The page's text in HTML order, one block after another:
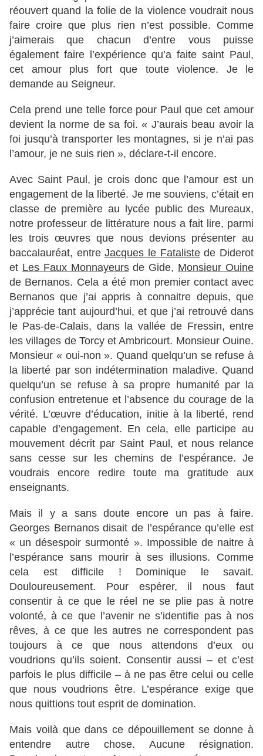
réouvert quand la folie de la violence voudrait nous
faire croire que plus rien n’est possible. Comme
j’aimerais que chacun d’entre vous puisse
également faire l’expérience qu’a faite saint Paul,
cet amour plus fort que toute violence. Je le
demande au Seigneur.
Cela prend une telle force pour Paul que cet amour
devient la norme de sa foi. « J’aurais beau avoir la
foi jusqu’à transporter les montagnes, si je n’ai pas
l’amour, je ne suis rien », déclare-t-il encore.
Avec Saint Paul, je crois donc que l’amour est un
engagement de la liberté. Je me souviens, c’était en
classe de première au lycée public des Mureaux,
notre professeur de littérature nous a fait lire, parmi
les trois œuvres que nous devions présenter au
baccalauréat, entreJacques le Fatalistede Diderot
et Les Faux Monnayeursde Gide, Monsieur Ouine
de Bernanos. Cela a été mon premier contact avec
Bernanos que j’ai appris à connaitre depuis, que
j’apprécie tant aujourd’hui, et que j’ai retrouvé dans
le Pas-de-Calais, dans la vallée de Fressin, entre
les villages de Torcy et Ambricourt. Monsieur Ouine.
Monsieur « oui-non ». Quand quelqu’un se refuse à
la liberté par son indétermination maladive. Quand
quelqu’un se refuse à sa propre humanité par la
confusion entretenue et l’absence du courage de la
vérité. L’œuvre d’éducation, initie à la liberté, rend
capable d’engagement. En cela, elle participe au
mouvement décrit par Saint Paul, et nous relance
sans cesse sur les chemins de l’espérance. Je
voudrais encore redire toute ma gratitude aux
enseignants.
Mais il y a sans doute encore un pas à faire.
Georges Bernanos disait de l’espérance qu’elle est
« un désespoir surmonté ». Impossible de naitre à
l’espérance sans mourir à ses illusions. Comme
cela est difficile ! Dominique le savait.
Douloureusement. Pour espérer, il nous faut
consentir à ce que le réel ne se plie pas à notre
volonté, à ce que l’avenir ne s’identifie pas à nos
rêves, à ce que les autres ne correspondent pas
toujours à ce que nous attendons d’eux ou
voudrions qu’ils soient. Consentir aussi – et c’est
parfois le plus difficile – à ne pas être celui ou celle
que nous voudrions être. L’espérance exige que
nous quittions tout esprit de domination.
Mais voilà que dans ce dépouillement se donne à
entendre autre chose. Aucune résignation.